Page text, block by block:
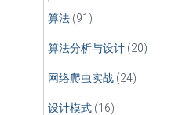
算法 (91)
算法分析与设计 (20)
网络爬虫实战 (24)
设计模式 (16)